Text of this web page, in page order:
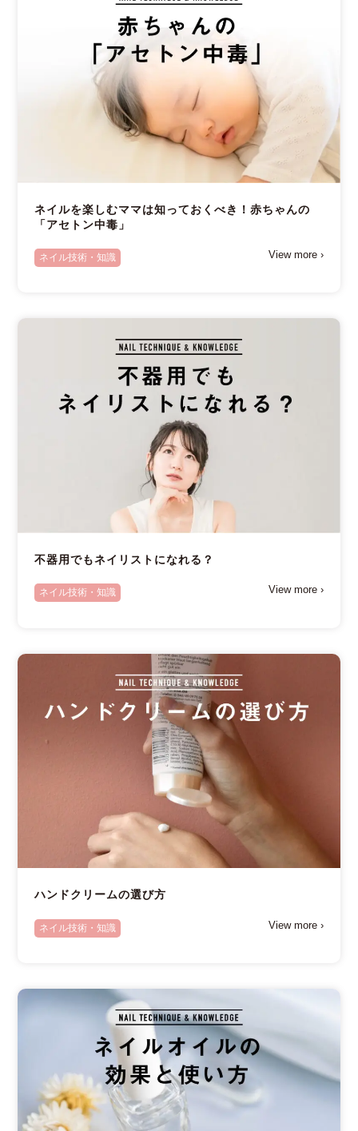
ネイルを楽しむママは知っておくべき！赤ちゃんの
「アセトン中毒」
ネイル技術・知識 View more ›
不器用でもネイリストになれる？
ネイル技術・知識 View more ›
ハンドクリームの選び方
ネイル技術・知識 View more ›